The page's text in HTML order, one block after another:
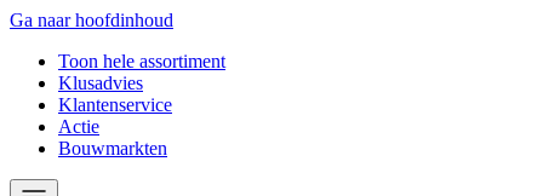
Ga naar hoofdinhoud
Toon hele assortiment
Klusadvies
Klantenservice
Actie
Bouwmarkten